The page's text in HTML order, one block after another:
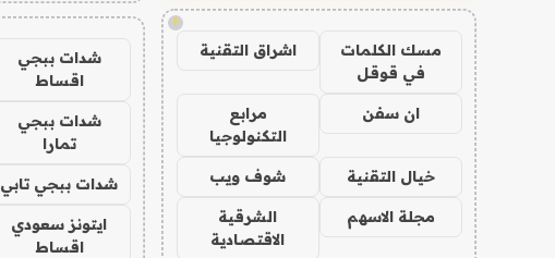
!
مسك الكلمات
في قوقل
اشراق التقنية
ان سفن
مرابع
التكنولوجيا
خيال التقنية شوف ويب
مجلة الاسهم
الشرقية
الاقتصادية
شدات ببجي
اقساط
شدات ببجي
تمارا
شدات ببجي تابي
ايتونز سعودي
اقساط